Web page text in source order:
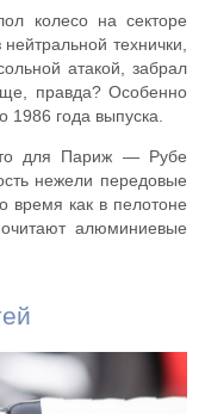
колесо на секторе
технички,
атакой, забрал
правда? Особенно
1986 года выпуска.
для Париж — Рубе
нежели передовые
время как в пелотоне
алюминиевые